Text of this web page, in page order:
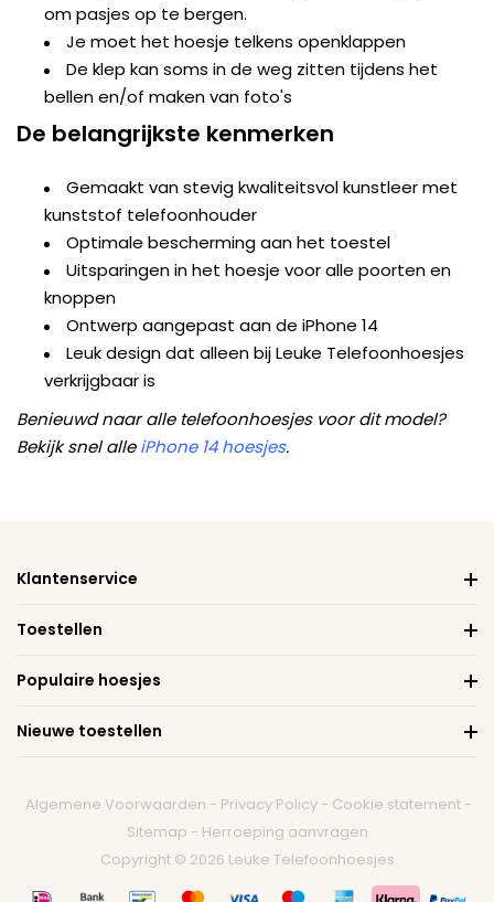
om pasjes op te bergen.
Je moet het hoesje telkens openklappen
De klep kan soms in de weg zitten tijdens het
bellen en/of maken van foto's
De belangrijkste kenmerken
Gemaakt van stevig kwaliteitsvol kunstleer met
kunststof telefoonhouder
Optimale bescherming aan het toestel
Uitsparingen in het hoesje voor alle poorten en
knoppen
Ontwerp aangepast aan de iPhone 14
Leuk design dat alleen bij Leuke Telefoonhoesjes
verkrijgbaar is
Benieuwd naar alle telefoonhoesjes voor dit model?
Bekijk snel alleiPhone 14 hoesjes.
Klantenservice
Toestellen
Populaire hoesjes
Nieuwe toestellen
Algemene Voorwaarden - Privacy Policy - Cookie statement -
Sitemap - Herroeping aanvragen
Copyright © 2026 Leuke Telefoonhoesjes